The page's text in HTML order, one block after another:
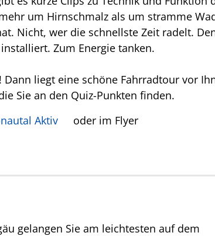
um Hirnschmalz als um stramme
Nicht, wer die schnellste Zeit radelt.
Zum Energie tanken.
liegt eine schöne Fahrradtour vor
Sie an den Quiz-Punkten finden.
Aktiv oder im Flyer
gelangen Sie am leichtesten auf dem